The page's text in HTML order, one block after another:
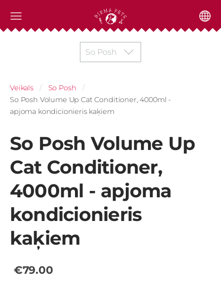
So Posh
Veikals
So Posh
So Posh Volume Up Cat Conditioner, 4000ml -
apjoma kondicionieris kaķiem
So Posh Volume Up
Cat Conditioner,
4000ml - apjoma
kondicionieris
kaķiem
€79.00